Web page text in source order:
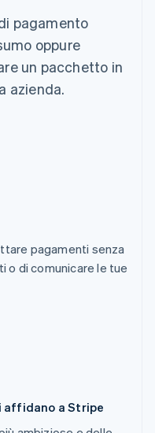
pagamento
oppure
un pacchetto in
azienda.
pagamenti senza
o di comunicare le tue
affidano a Stripe